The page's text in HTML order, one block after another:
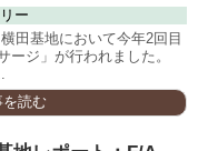
ー
田基地において今年2回目
ージ」が行われました。
読む